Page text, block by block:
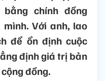
chính đồng
Với anh, lao
để ổn định cuộc
định giá trị bản
đồng.